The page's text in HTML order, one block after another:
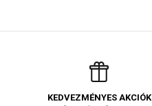
KEDVEZMÉNYES AKCIÓK